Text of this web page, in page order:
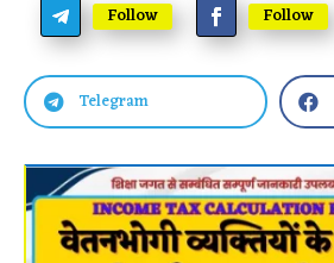
Follow Follow
 Telegram 